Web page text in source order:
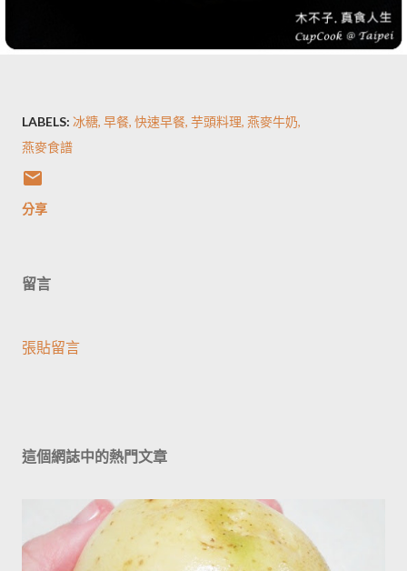
LABELS: 冰糖 早餐 快速早餐 芋頭料理 燕麥牛奶
燕麥食譜
分享
留言
張貼留言
這個網誌中的熱門文章